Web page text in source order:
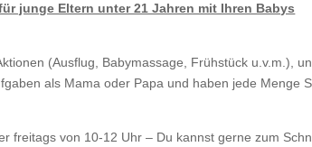
junge Eltern unter 21 Jahren mit Ihren Babys
(Ausflug, Babymassage, Frühstück u.v.m.),
als Mama oder Papa und haben jede Menge
freitags von 10-12 Uhr – Du kannst gerne zum